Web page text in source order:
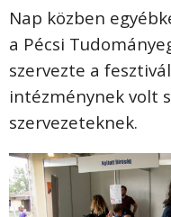
Nap közben
a Pécsi
szervezte a
intézménynek volt
szervezeteknek.